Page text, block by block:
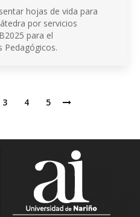
hojas de vida para
por servicios
para el
Pedagógicos.
3 4 5